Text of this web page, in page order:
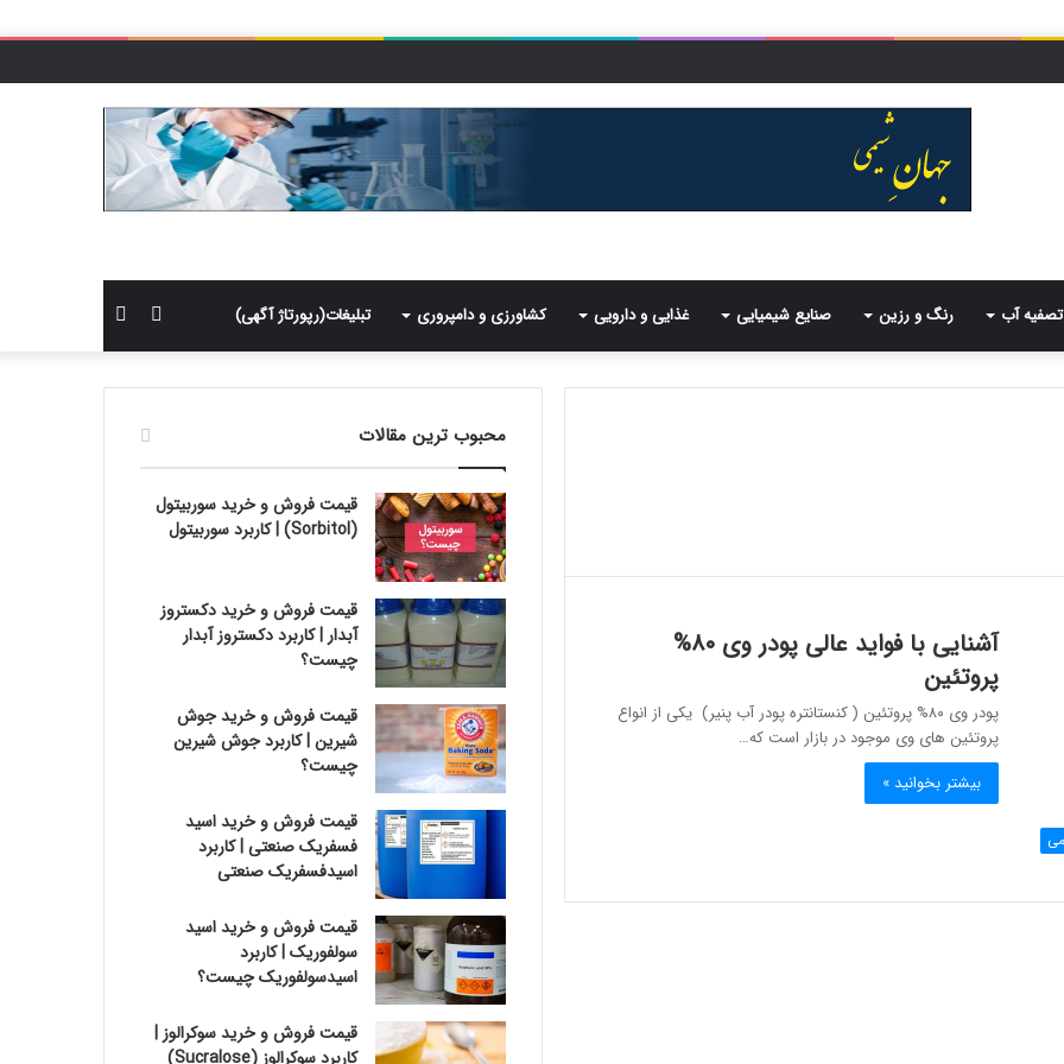
تصفیه آب رنگ و رزین صنایع شیمیایی غذایی و دارویی کشاورزی و دامپروری تبلیغات(رپورتاژ آگهی)
برای
سایدبار
آشنایی با فواید عالی پودر وی ۸۰%
پروتئین
پودر وی ۸۰% پروتئین ( کنستانتره پودر آب پنیر) یکی از انواع
پروتئین های وی موجود در بازار است که…
بیشتر بخوانید »
محبوب ترین مقالات
قیمت فروش و خرید سوربیتول
(Sorbitol) | کاربرد سوربیتول
قیمت فروش و خرید دکستروز
آبدار | کاربرد دکستروز آبدار
چیست؟
قیمت فروش و خرید جوش
شیرین | کاربرد جوش شیرین
چیست؟
قیمت فروش و خرید اسید
فسفریک صنعتی | کاربرد
اسیدفسفریک صنعتی
قیمت فروش و خرید اسید
سولفوریک | کاربرد
اسیدسولفوریک چیست؟
قیمت فروش و خرید سوکرالوز |
کاربرد سوکرالوز (Sucralose)